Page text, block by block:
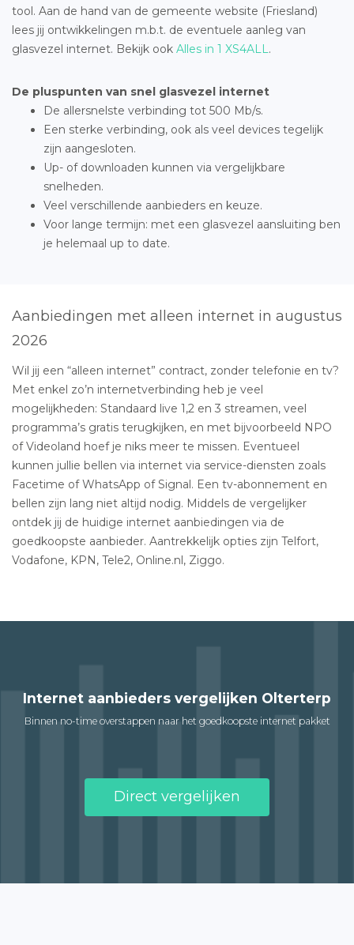
tool. Aan de hand van de gemeente website (Friesland)
lees jij ontwikkelingen m.b.t. de eventuele aanleg van
glasvezel internet. Bekijk ook Alles in 1 XS4ALL.
De pluspunten van snel glasvezel internet
De allersnelste verbinding tot 500 Mb/s.
Een sterke verbinding, ook als veel devices tegelijk
zijn aangesloten.
Up- of downloaden kunnen via vergelijkbare
snelheden.
Veel verschillende aanbieders en keuze.
Voor lange termijn: met een glasvezel aansluiting ben
je helemaal up to date.
Aanbiedingen met alleen internet in augustus
2026
Wil jij een “alleen internet” contract, zonder telefonie en tv?
Met enkel zo’n internetverbinding heb je veel
mogelijkheden: Standaard live 1,2 en 3 streamen, veel
programma’s gratis terugkijken, en met bijvoorbeeld NPO
of Videoland hoef je niks meer te missen. Eventueel
kunnen jullie bellen via internet via service-diensten zoals
Facetime of WhatsApp of Signal. Een tv-abonnement en
bellen zijn lang niet altijd nodig. Middels de vergelijker
ontdek jij de huidige internet aanbiedingen via de
goedkoopste aanbieder. Aantrekkelijk opties zijn Telfort,
Vodafone, KPN, Tele2, Online.nl, Ziggo.
Internet aanbieders vergelijken Olterterp
Binnen no-time overstappen naar het goedkoopste internet pakket
Direct vergelijken